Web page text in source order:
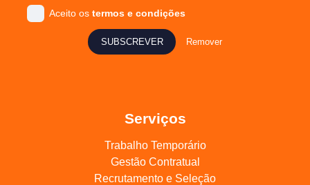
Serviços
Trabalho Temporário
Gestão Contratual
Recrutamento e Seleção
Aceito ostermos e condições
SUBSCREVER Remover